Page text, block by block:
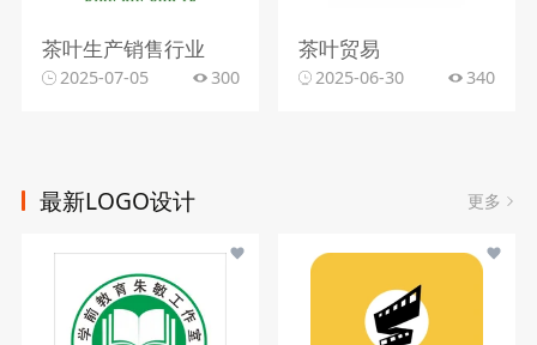
茶叶生产销售行业
2025-07-05 300
茶叶贸易
2025-06-30 340
最新LOGO设计 更多